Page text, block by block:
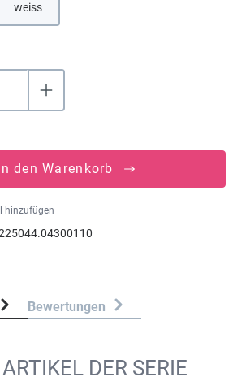
weiss(Diese Option ist zurzeit nicht verfügbar.)
den Warenkorb
hinzufügen
Bewertungen
DER SERIE